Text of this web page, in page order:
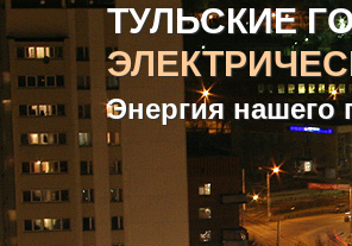
ТУЛЬСКИЕ
Энергия нашего